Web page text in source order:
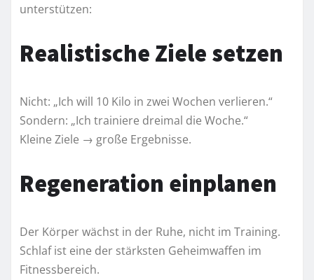
unterstützen:
Realistische Ziele setzen
Nicht: „Ich will 10 Kilo in zwei Wochen verlieren.“
Sondern: „Ich trainiere dreimal die Woche.“
Kleine Ziele → große Ergebnisse.
Regeneration einplanen
Der Körper wächst in der Ruhe, nicht im Training.
Schlaf ist eine der stärksten Geheimwaffen im
Fitnessbereich.